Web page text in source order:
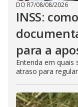
DO R7/08/08/2026
INSS:
para a
Entenda em quais
atraso para